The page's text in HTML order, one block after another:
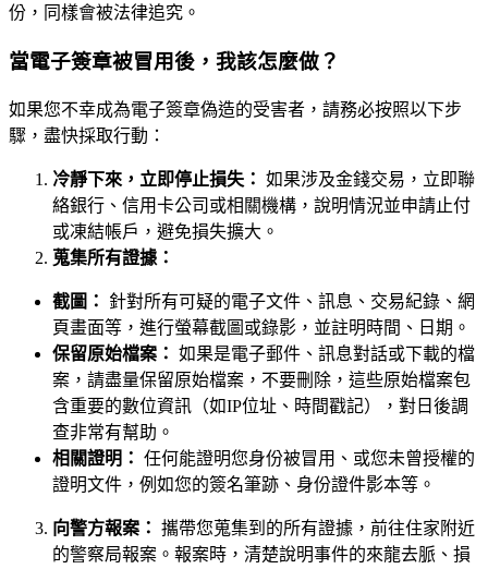
份，同樣會被法律追究。
當電子簽章被冒用後，我該怎麼做？
如果您不幸成為電子簽章偽造的受害者，請務必按照以下步
驟，盡快採取行動：
冷靜下來，立即停止損失： 如果涉及金錢交易，立即聯
絡銀行、信用卡公司或相關機構，說明情況並申請止付
或凍結帳戶，避免損失擴大。
蒐集所有證據：
截圖：
針對所有可疑的電子文件、訊息、交易紀錄、網
頁畫面等，進行螢幕截圖或錄影，並註明時間、日期。
保留原始檔案： 如果是電子郵件、訊息對話或下載的檔
案，請盡量保留原始檔案，不要刪除，這些原始檔案包
含重要的數位資訊（如IP位址、時間戳記），對日後調
查非常有幫助。
相關證明： 任何能證明您身份被冒用、或您未曾授權的
證明文件，例如您的簽名筆跡、身份證件影本等。
向警方報案： 攜帶您蒐集到的所有證據，前往住家附近
的警察局報案。報案時，清楚說明事件的來龍去脈、損